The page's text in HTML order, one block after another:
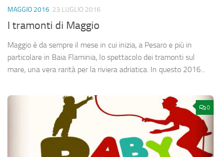
MAGGIO 2016 23 LUGLIO 2016
I tramonti di Maggio
Maggio è da sempre il mese in cui inizia, a Pesaro e più in
particolare in Baia Flaminia, lo spettacolo dei tramonti sul
mare, una vera rarità per la riviera adriatica. In questo 2016...
0